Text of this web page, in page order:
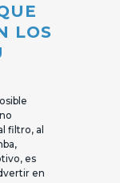
LOS
filtro, al
es
en